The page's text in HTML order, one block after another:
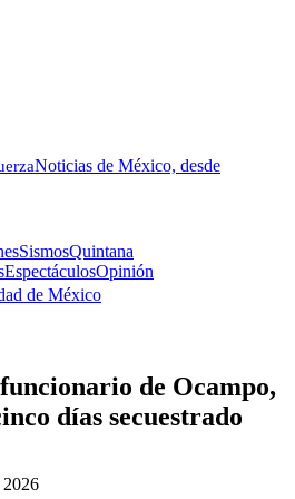
Noticias de México, desde
SismosQuintana
EspectáculosOpinión
de México
de Ocampo,
días secuestrado
2026